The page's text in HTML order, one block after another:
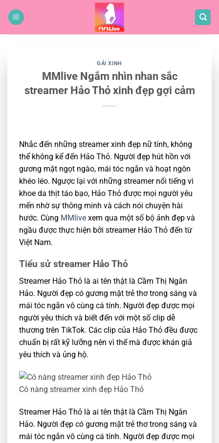
qua
GÁI XINH
MMlive Ngắm nhìn nhan sắc
streamer Hảo Thỏ xinh đẹp gợi cảm
Nhắc đến những streamer xinh đẹp nữ tính, không
thể không kể đến Hảo Thỏ. Người đẹp hút hồn với
gương mặt ngọt ngào, mái tóc ngắn và hoạt ngôn
khéo léo. Ngược lại với những streamer nổi tiếng vì
khoe da thịt táo bạo, Hảo Thỏ được mọi người yêu
mến nhờ sự thông minh và cách nói chuyện hài
hước. Cùng MMlive xem qua một số bộ ảnh đẹp và
ngầu được thực hiện bởi streamer Hảo Thỏ đến từ
Việt Nam.
Tiểu sử streamer Hảo Thỏ
Streamer Hảo Thỏ là ai tên thật là Cầm Thị Ngân
Hảo. Người đẹp có gương mặt trẻ thơ trong sáng và
mái tóc ngắn vô cùng cá tính. Người đẹp được mọi
người yêu thích và biết đến với một số clip dễ
thương trên TikTok. Các clip của Hảo Thỏ đều được
chuẩn bị rất kỹ lưỡng nên vì thế mà được khán giả
yêu thích và ủng hộ.
Cô nàng streamer xinh đẹp Hảo Thỏ
Streamer Hảo Thỏ là ai tên thật là Cầm Thị Ngân
Hảo. Người đẹp có gương mặt trẻ thơ trong sáng và
mái tóc ngắn vô cùng cá tính. Người đẹp được mọi